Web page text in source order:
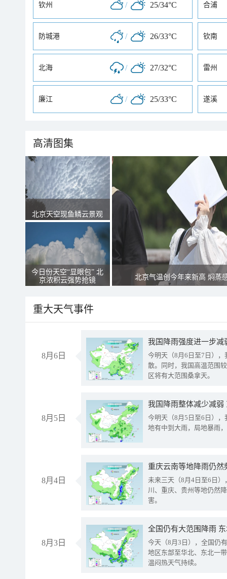
钦州 / 25/34°C 合浦
防城港 / 26/33°C 钦南
北海 / 27/32°C 雷州
廉江 / 25/33°C 遂溪
高清图集
北京天空现鱼鳞云景观
今日份天空“显眼包” 北
京浓积云强势抢镜
北京气温创今年来新高 焖蒸
重大天气事件
8月6日
今明天（8月6日至7日）
散。同时，我国高温范围
区将有大范围桑拿天。
8月5日
我国降雨整体减少减弱
今明天（8月5日至6日）
地有中到大雨，局地暴雨
8月4日
重庆云南等地降雨仍然
未来三天（8月4日至6日
川、重庆、贵州等地仍然
害。
8月3日
全国仍有大范围降雨
今天（8月3日），全国仍
地区东部至华北、东北一
温闷热天气持续。